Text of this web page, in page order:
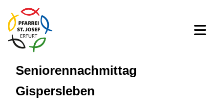
Seniorennachmittag
Gispersleben